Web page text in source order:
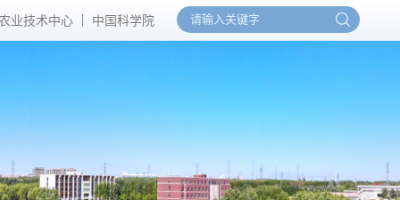
业技术中心 中国科学院